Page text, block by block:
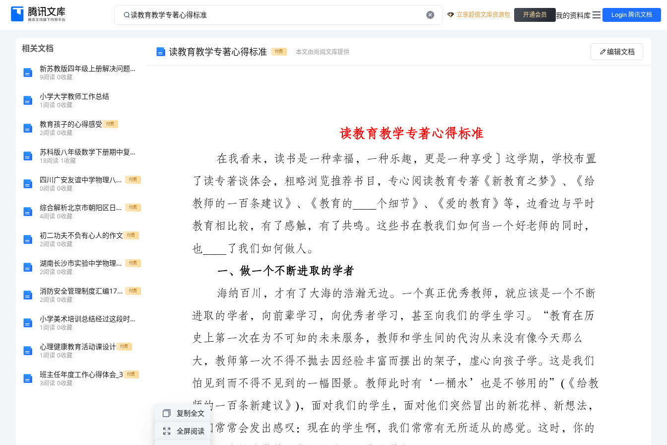
读
立享超值文库资源包 开通会员 我的资料库 Login 腾讯文档
相关文档
新苏教版四年级上册解决问题的策略试卷
9阅读 0收藏
小学大学教师工作总结
1阅读 0收藏
教育孩子的心得感受 付费
2阅读 0收藏
苏科版八年级数学下册期中复习必刷39经典例题
18阅读 1收藏
四川广安友谊中学物理八年级（下册）冲刺练习定向测评练习题（解析版） 付费
0阅读 0收藏
综合解析北京市朝阳区日坛中学数学人教版七年级下册二元一次方程组同步练习A卷（附答案详解） 付费
4阅读 0收藏
初二功夫不负有心人的作文 付费
2阅读 0收藏
湖南长沙市实验中学物理八年级下册从粒子到宇宙同步练习试题（详解） 付费
2阅读 0收藏
消防安全管理制度汇编17项（12页） 付费
2阅读 0收藏
小学美术培训总结经过这段时间的
1阅读 0收藏
心理健康教育活动课设计 付费
1阅读 0收藏
班主任年度工作心得体会_3 付费
3阅读 0收藏
读教育教学专著心得标准 付费 本文由尚阅文库提供 编辑文档
习，再学习；以平常的心态对待学习，不急功近利，不心浮气躁；从错误＿中学
二、做一个有思想的教者
在我看来，读书是一种幸福，一种乐趣，更是一种享受〕这学期，学校布置
教师的一百条建议》、《教育的____个细节》、《爱的教育》等，边看边与平时
教育相比较，有了感触，有了共鸣。这些书在教我们如何当一个好老师的同时，
也____了我们如何做人。
大，教师第一次不得不抛去因经验丰富而摆出的架子，虚心向孩子学。这是我们
怕见到而不得不见到的一幅图景。教师此时有‘一桶水’也是不够用的”(《给教
我们常常会发出感叹：现在的学生啊，我们常常有无所适从的感觉。这时，你的
脑海里应敲响警钟：你已经落后于你的学生了。
在教育新形势下，做一个与时俱进的教者，学习是唯一的途径：学习，学
复制全文
全屏阅读